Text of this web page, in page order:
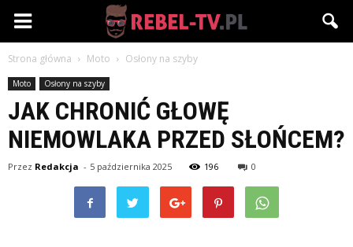
Rebel-
Strona główna Moto Osłony na szyby
Moto Osłony na szyby
JAK CHRONIĆ GŁOWĘ
NIEMOWLAKA PRZED SŁOŃCEM?
Przez Redakcja - 5 października 2025 196 0